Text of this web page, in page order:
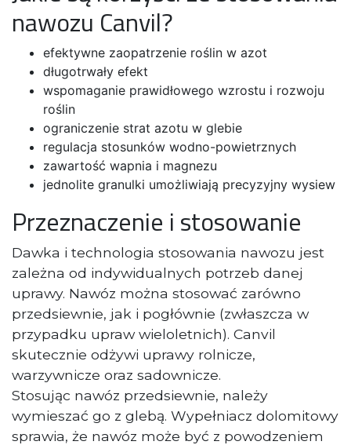
nawozu Canvil?
efektywne zaopatrzenie roślin w azot
długotrwały efekt
wspomaganie prawidłowego wzrostu i rozwoju
roślin
ograniczenie strat azotu w glebie
regulacja stosunków wodno-powietrznych
zawartość wapnia i magnezu
jednolite granulki umożliwiają precyzyjny wysiew
Przeznaczenie i stosowanie
Dawka i technologia stosowania nawozu jest
zależna od indywidualnych potrzeb danej
uprawy. Nawóz można stosować zarówno
przedsiewnie, jak i pogłównie (zwłaszcza w
przypadku upraw wieloletnich). Canvil
skutecznie odżywi uprawy rolnicze,
warzywnicze oraz sadownicze.
Stosując nawóz przedsiewnie, należy
wymieszać go z glebą. Wypełniacz dolomitowy
sprawia, że nawóz może być z powodzeniem